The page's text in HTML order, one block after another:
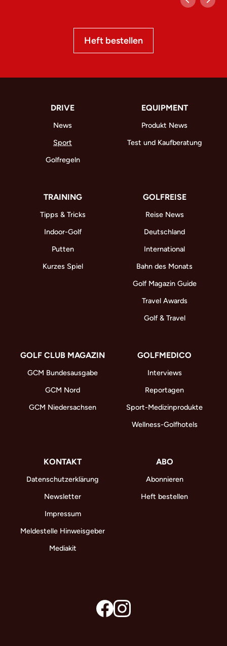
Heft bestellen
DRIVE
News
Sport
Golfregeln
EQUIPMENT
Produkt News
Test und Kaufberatung
TRAINING
Tipps & Tricks
Indoor-Golf
Putten
Kurzes Spiel
GOLFREISE
Reise News
Deutschland
International
Bahn des Monats
Golf Magazin Guide
Travel Awards
Golf & Travel
GOLF CLUB MAGAZIN
GCM Bundesausgabe
GCM Nord
GCM Niedersachsen
GOLFMEDICO
Interviews
Reportagen
Sport-Medizinprodukte
Wellness-Golfhotels
KONTAKT
Datenschutzerklärung
Newsletter
Impressum
Meldestelle Hinweisgeber
Mediakit
ABO
Abonnieren
Heft bestellen